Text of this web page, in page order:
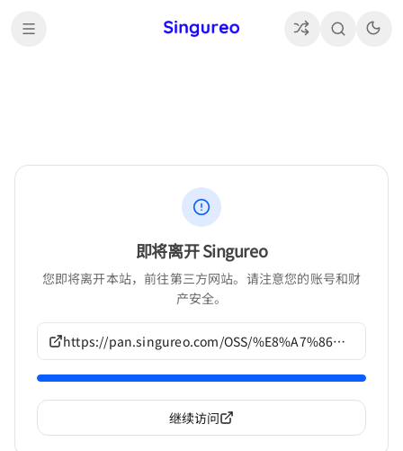
即将离开 Singureo
您即将离开本站，前往第三方网站。请注意您的账号和财
产安全。
https://pan.singureo.com/OSS/%E8%A7%86%E8%A7%89%E5%B0%8F%E8%AF%B4/%E3%82%AA%E3%83%BC%E3%83%90%E3%83%BC%E3%83%95%E3%83%AD%E3%83%BC%E4%BD%9C%E5%93%81/G679
继续访问